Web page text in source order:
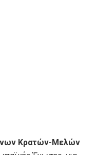
Κρατών-Μελών